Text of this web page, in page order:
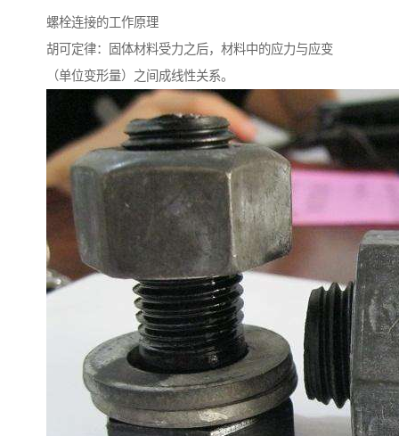
螺栓连接的工作原理
胡可定律：固体材料受力之后，材料中的应力与应变
（单位变形量）之间成线性关系。